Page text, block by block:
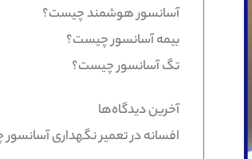
آسانسور هوشمند چیست؟
بیمه آسانسور چیست؟
تگ آسانسور چیست؟
آخرین دیدگاه‌ها
افسانهدرتعمیر نگهداری آسانسور